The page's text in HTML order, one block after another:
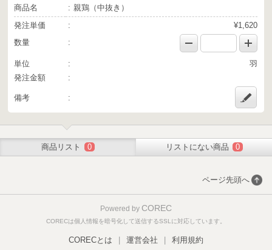
商品名
親鶏（中抜き）
発注単価
¥1,620
数量
単位
羽
発注金額
備考
商品リスト 0 リストにない商品 0
ページ先頭へ
Powered by COREC
CORECは個人情報を暗号化して送信するSSLに対応しています。
CORECとは 運営会社
利用規約